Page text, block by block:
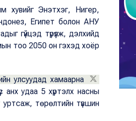
хувийг Энэтхэг, Нигер,
Египет болон АНУ
гүйцэд түрүүлж, дэлхийд
тоо 2050 он гэхэд хоёр
улсуудад хамаарна
анх удаа 5 хүртэлх насны
уртсаж, төрөлтийн түвшин